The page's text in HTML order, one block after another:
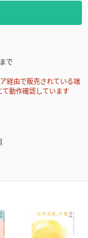
で
経由で販売されている端
て動作確認しています